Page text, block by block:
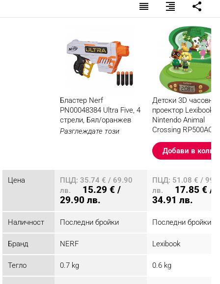
reorder format_align_right share
Бластер Nerf
PN00048384 Ultra Five, 4
стрели, Бял/оранжев
Разглеждате този
Детски 3D
проектор Lexibook
Nintendo Animal
Crossing RP500AC,
Зелен/кафяв
Добави в
Цена
ПЦД: 35.74 € / 69.90
лв.
15.29 € /
29.90 лв.
ПЦД: 51.08 € /
лв.
17.85 € /
34.91 лв.
Наличност Последни бройки Последни бройки
Бранд NERF Lexibook
Тегло 0.7 kg 0.6 kg